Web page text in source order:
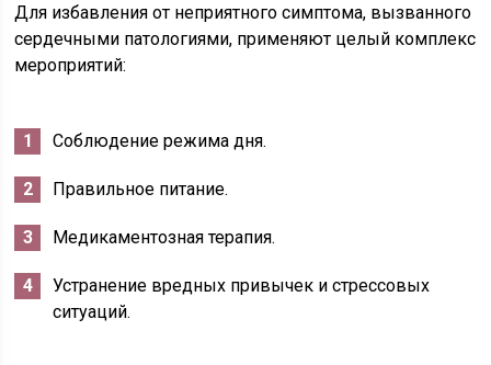
Для избавления от неприятного симптома, вызванного
сердечными патологиями, применяют целый комплекс
мероприятий:
Соблюдение режима дня.
Правильное питание.
Медикаментозная терапия.
Устранение вредных привычек и стрессовых
ситуаций.